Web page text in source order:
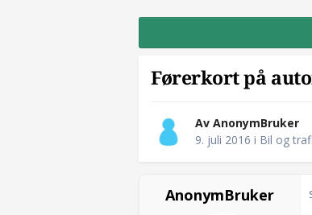
Førerkort på
Av AnonymBruker
9. juli 2016 i Bil og
AnonymBruker